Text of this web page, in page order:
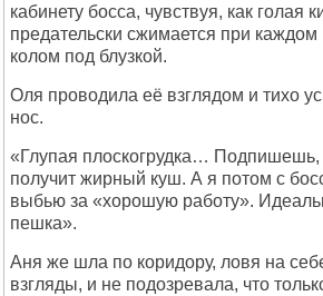
кабинету босса, чувствуя, как голая
предательски сжимается при каждом
колом под блузкой.
Оля проводила её взглядом и тихо
нос.
«Глупая плоскогрудка…
получит жирный куш. А я потом с
выбью за «хорошую работу».
пешка».
Аня же шла по коридору, ловя на
взгляды, и не подозревала, что